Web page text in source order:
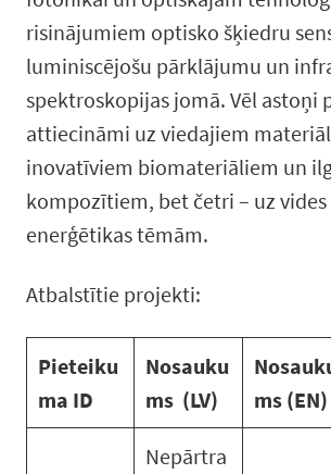
risinājumiem optisko šķiedru
luminiscējošu pārklājumu un
spektroskopijas jomā. Vēl astoņi
attiecināmi uz viedajiem
inovatīviem biomateriāliem un
kompozītiem, bet četri – uz vides
enerģētikas tēmām.
Atbalstītie projekti:
Pieteiku
ma ID
Nosauku
ms (LV)
ms (EN)
Nepārtra